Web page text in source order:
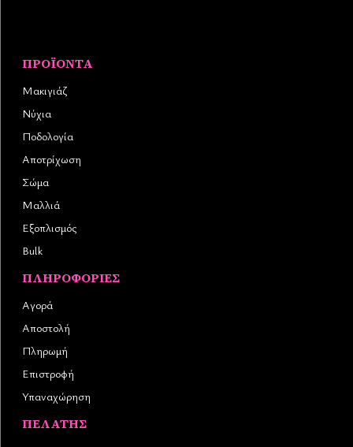
ΠΡΟΪΌΝΤΑ
Μακιγιάζ
Νύχια
Ποδολογία
Αποτρίχωση
Σώμα
Μαλλιά
Εξοπλισμός
Bulk
ΠΛΗΡΟΦΟΡΊΕΣ
Αγορά
Αποστολή
Πληρωμή
Επιστροφή
Υπαναχώρηση
ΠΕΛΆΤΗΣ